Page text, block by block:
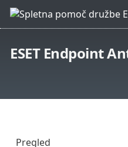
ESET Endpoint